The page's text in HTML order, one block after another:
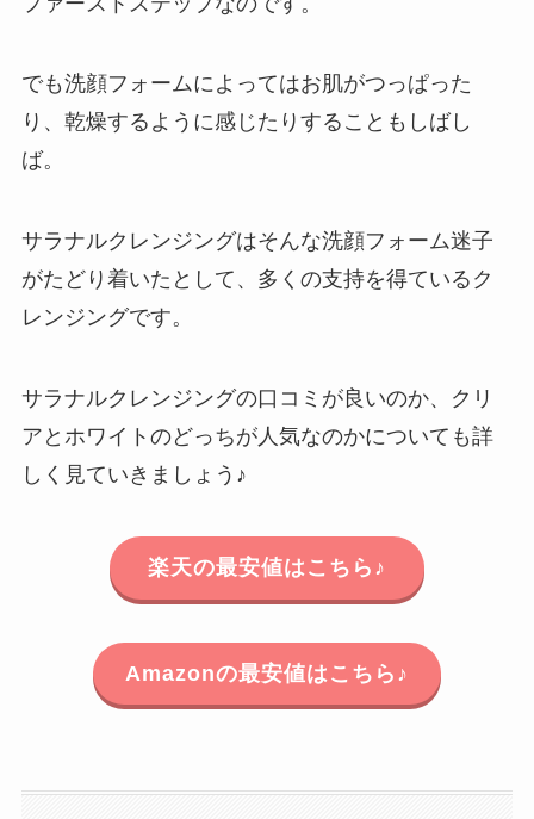
でも洗顔フォームによってはお肌がつっぱった
り、乾燥するように感じたりすることもしばし
ば。
サラナルクレンジングはそんな洗顔フォーム迷子
がたどり着いたとして、多くの支持を得ているク
レンジングです。
サラナルクレンジングの口コミが良いのか、クリ
アとホワイトのどっちが人気なのかについても詳
しく見ていきましょう♪
楽天の最安値はこちら♪
Amazonの最安値はこちら♪